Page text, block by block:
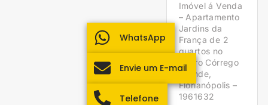
Imóvel á Venda
– Apartamento
Jardins da
França de 2
quartos no
bairro Córrego
Grande,
Florianópolis –
1961632
WhatsApp
Envie um E-mail
Telefone